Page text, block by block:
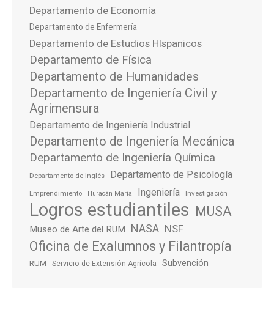
Departamento de Economía
Departamento de Enfermería
Departamento de Estudios HIspanicos
Departamento de Física
Departamento de Humanidades
Departamento de Ingeniería Civil y
Agrimensura
Departamento de Ingeniería Industrial
Departamento de Ingeniería Mecánica
Departamento de Ingeniería Química
Departamento de Inglés Departamento de Psicología
Emprendimiento Huracán María Ingeniería Investigación
Logros estudiantiles MUSA
Museo de Arte del RUM NASA NSF
Oficina de Exalumnos y Filantropía
RUM Servicio de Extensión Agrícola Subvención